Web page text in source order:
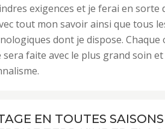
exigences et je ferai en sorte
tout mon savoir ainsi que tous
dont je dispose. Chaque
sera faite avec le plus grand soin
EN TOUTES